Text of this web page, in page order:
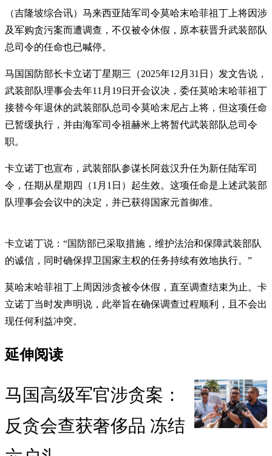
（吉隆坡综合讯）马来西亚陆军司令莫哈末哈菲祖丁上将因涉
及军购贪污案而遭调查，不仅被令休假，原本获晋升武装部队
总司令的任命也已喊停。
马国国防部长卡立诺丁星期三（2025年12月31日）发文告说，
武装部队理事会去年11月19日开会议决，委任莫哈末哈菲祖丁
接替今年退休的武装部队总司令莫哈末尼占上将，但这项任命
已暂缓执行，并由海军司令祖赫米上将暂代武装部队总司令
职。
卡立诺丁也宣布，武装部队参谋长阿兹汉升任为新任陆军司
令，任期从星期四（1月1日）起生效。这项任命是上述武装部
队理事会会议中的决定，并已获得国家元首御准。
卡立诺丁说：“国防部已采取措施，维护法治和保障武装部队
的诚信，同时确保捍卫国家主权的任务持续有效地执行。”
莫哈末哈菲祖丁上周因涉贪被令休假，直至调查结束为止。卡
立诺丁当时发声明说，此举旨在确保调查过程顺利，且不会出
现任何利益冲突。
延伸阅读
马国高级军官涉贪案：
反贪会查获奢侈品 冻结